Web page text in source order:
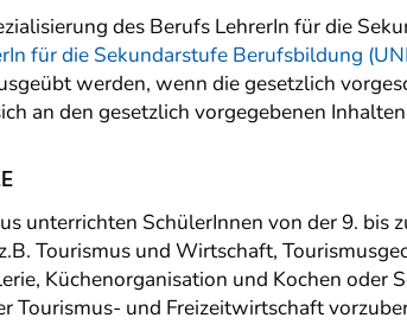
des Berufs LehrerIn für die
für die Sekundarstufe Berufsbildung
werden, wenn die gesetzlich
an den gesetzlich vorgegebenen
unterrichten SchülerInnen von der 9.
Tourismus und Wirtschaft,
Küchenorganisation und Kochen oder
Tourismus- und Freizeitwirtschaft